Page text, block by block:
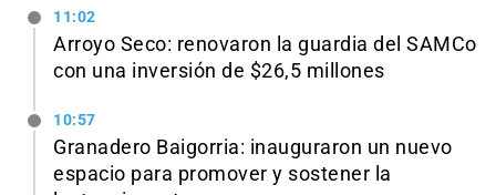
11:02
Arroyo Seco: renovaron la guardia del SAMCo
con una inversión de $26,5 millones
10:57
Granadero Baigorria: inauguraron un nuevo
espacio para promover y sostener la